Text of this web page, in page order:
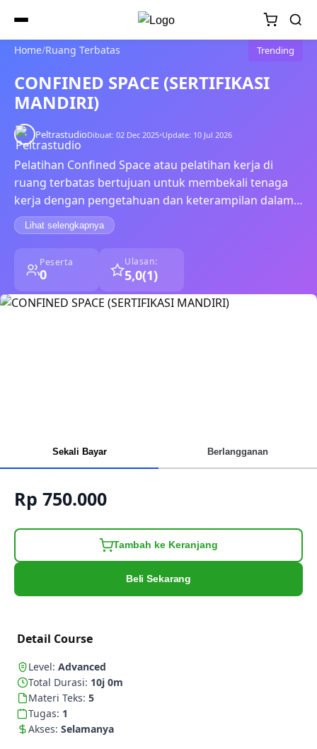
Home/Ruang Terbatas Trending
CONFINED SPACE (SERTIFIKASI
MANDIRI)
PeltrastudioDibuat: 02 Dec 2025•Update: 10 Jul 2026
Pelatihan Confined Space atau pelatihan kerja di
ruang terbatas bertujuan untuk membekali tenaga
kerja dengan pengetahuan dan keterampilan dalam
mengenali,
Lihat selengkapnya
Peserta
0
Ulasan:
5,0(1)
Sekali Bayar Berlangganan
Rp 750.000
Tambah ke Keranjang
Beli Sekarang
Detail Course
Level: Advanced
Total Durasi: 10j 0m
Materi Teks: 5
Tugas: 1
Akses: Selamanya